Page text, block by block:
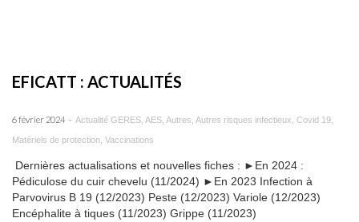
EFICATT : ACTUALITÉS
6 février 2024 - Actualité GERES AES Autres Autres risques infectieux Covid 19
Matériels de protection Vaccinations
Dernières actualisations et nouvelles fiches : ►En 2024 :
Pédiculose du cuir chevelu (11/2024) ►En 2023 Infection à
Parvovirus B 19 (12/2023) Peste (12/2023) Variole (12/2023)
Encéphalite à tiques (11/2023) Grippe (11/2023)